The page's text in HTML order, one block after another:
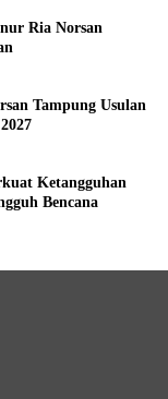
Ria Norsan
Tampung Usulan
Ketangguhan
Bencana